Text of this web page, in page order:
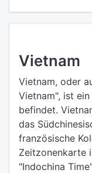
Vietnam
Vietnam, oder
Vietnam", ist
befindet.
das
französische
Zeitzonenkarte
"Indochina